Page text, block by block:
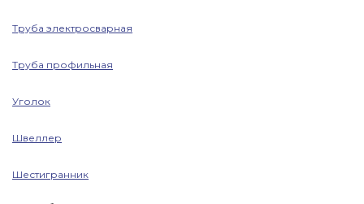
Труба электросварная
Труба профильная
Уголок
Швеллер
Шестигранник